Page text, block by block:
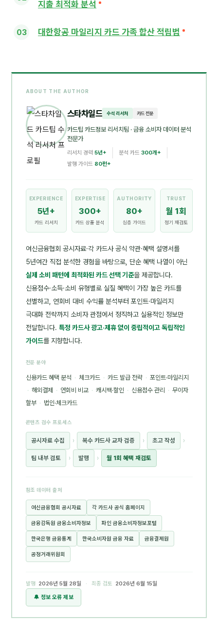
지출 최적화 분석
대한항공 마일리지 카드 가족 합산 적립법
ABOUT THE AUTHOR
스타차일드 수석 리서처 카드 전문
카드팁 카드정보 리서치팀 · 금융 소비자 데이터 분석
전문가
리서치 경력 5년+ 분석 카드 300개+
발행 가이드 80편+
EXPERIENCE
5년+
카드 리서치
EXPERTISE
300+
카드 상품 분석
AUTHORITY
80+
심층 가이드
TRUST
월 1회
정기 재검토
여신금융협회 공시자료·각 카드사 공식 약관·혜택 설명서를
5년여간 직접 분석한 경험을 바탕으로, 단순 혜택 나열이 아닌
실제 소비 패턴에 최적화된 카드 선택 기준을 제공합니다.
신용점수·소득·소비 유형별로 실질 혜택이 가장 높은 카드를
선별하고, 연회비 대비 수익률 분석부터 포인트·마일리지
극대화 전략까지 소비자 관점에서 정직하고 실용적인 정보만
전달합니다. 특정 카드사 광고·제휴 없이 중립적이고 독립적인
가이드를 지향합니다.
전문 분야
신용카드 혜택 분석 · 체크카드 · 카드 발급 전략 · 포인트·마일리지
· 해외결제 · 연회비 비교 · 캐시백·할인 · 신용점수 관리 · 무이자
할부 · 법인·체크카드
콘텐츠 검수 프로세스
공시자료 수집 › 복수 카드사 교차 검증 › 초고 작성 ›
팀 내부 검토 › 발행 › 월 1회 혜택 재검토
참조 데이터 출처
여신금융협회 공시자료 각 카드사 공식 홈페이지
금융감독원 금융소비자정보 파인 금융소비자정보포털
한국은행 금융통계 한국소비자원 금융 자료 금융결제원
공정거래위원회
발행 2026년 5월 28일 · 최종 검토 2026년 6월 15일
🔔 정보 오류 제보